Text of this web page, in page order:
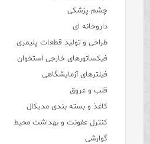
چشم پزشکی
داروخانه ای
طراحی و تولید قطعات پلیمری
فیکساتورهای خارجی استخوان
فیلترهای آزمایشگاهی
قلب و عروق
کاغذ و بسته بندی مدیکال
کنترل عفونت و بهداشت محیط
گوارشی